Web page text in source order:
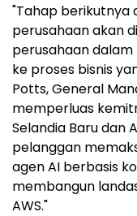
"Tahap berikutnya
perusahaan akan
perusahaan
ke proses bisnis
Potts, General
memperluas
Selandia Baru dan
pelanggan
agen AI berbasis
membangun
AWS."